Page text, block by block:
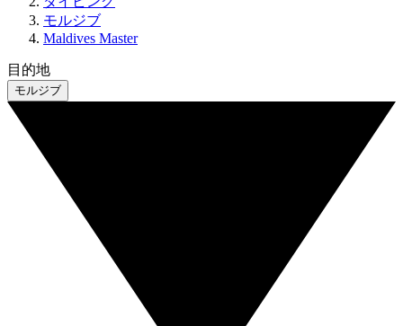
モルジブ
Maldives Master
目的地
モルジブ